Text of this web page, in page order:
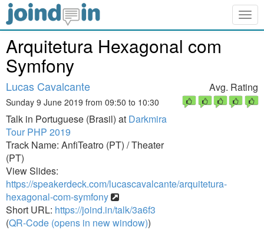
Arquitetura Hexagonal com
Symfony
Lucas Cavalcante
Sunday 9 June 2019 from 09:50 to 10:30
Talk in Portuguese (Brasil) at Darkmira
Tour PHP 2019
Track Name: AnfiTeatro (PT) / Theater
(PT)
View Slides:
https://speakerdeck.com/lucascavalcante/arquitetura-
hexagonal-com-symfony
Short URL: https://joind.in/talk/3a6f3
(QR-Code (opens in new window))
Avg. Rating